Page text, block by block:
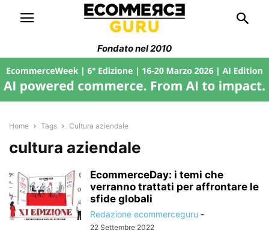
Fondato nel 2010
Home Tags Cultura aziendale
cultura aziendale
EcommerceDay: i temi che
verranno trattati per affrontare le
sfide globali
Redazione ecommerceguru -
22 Settembre 2022